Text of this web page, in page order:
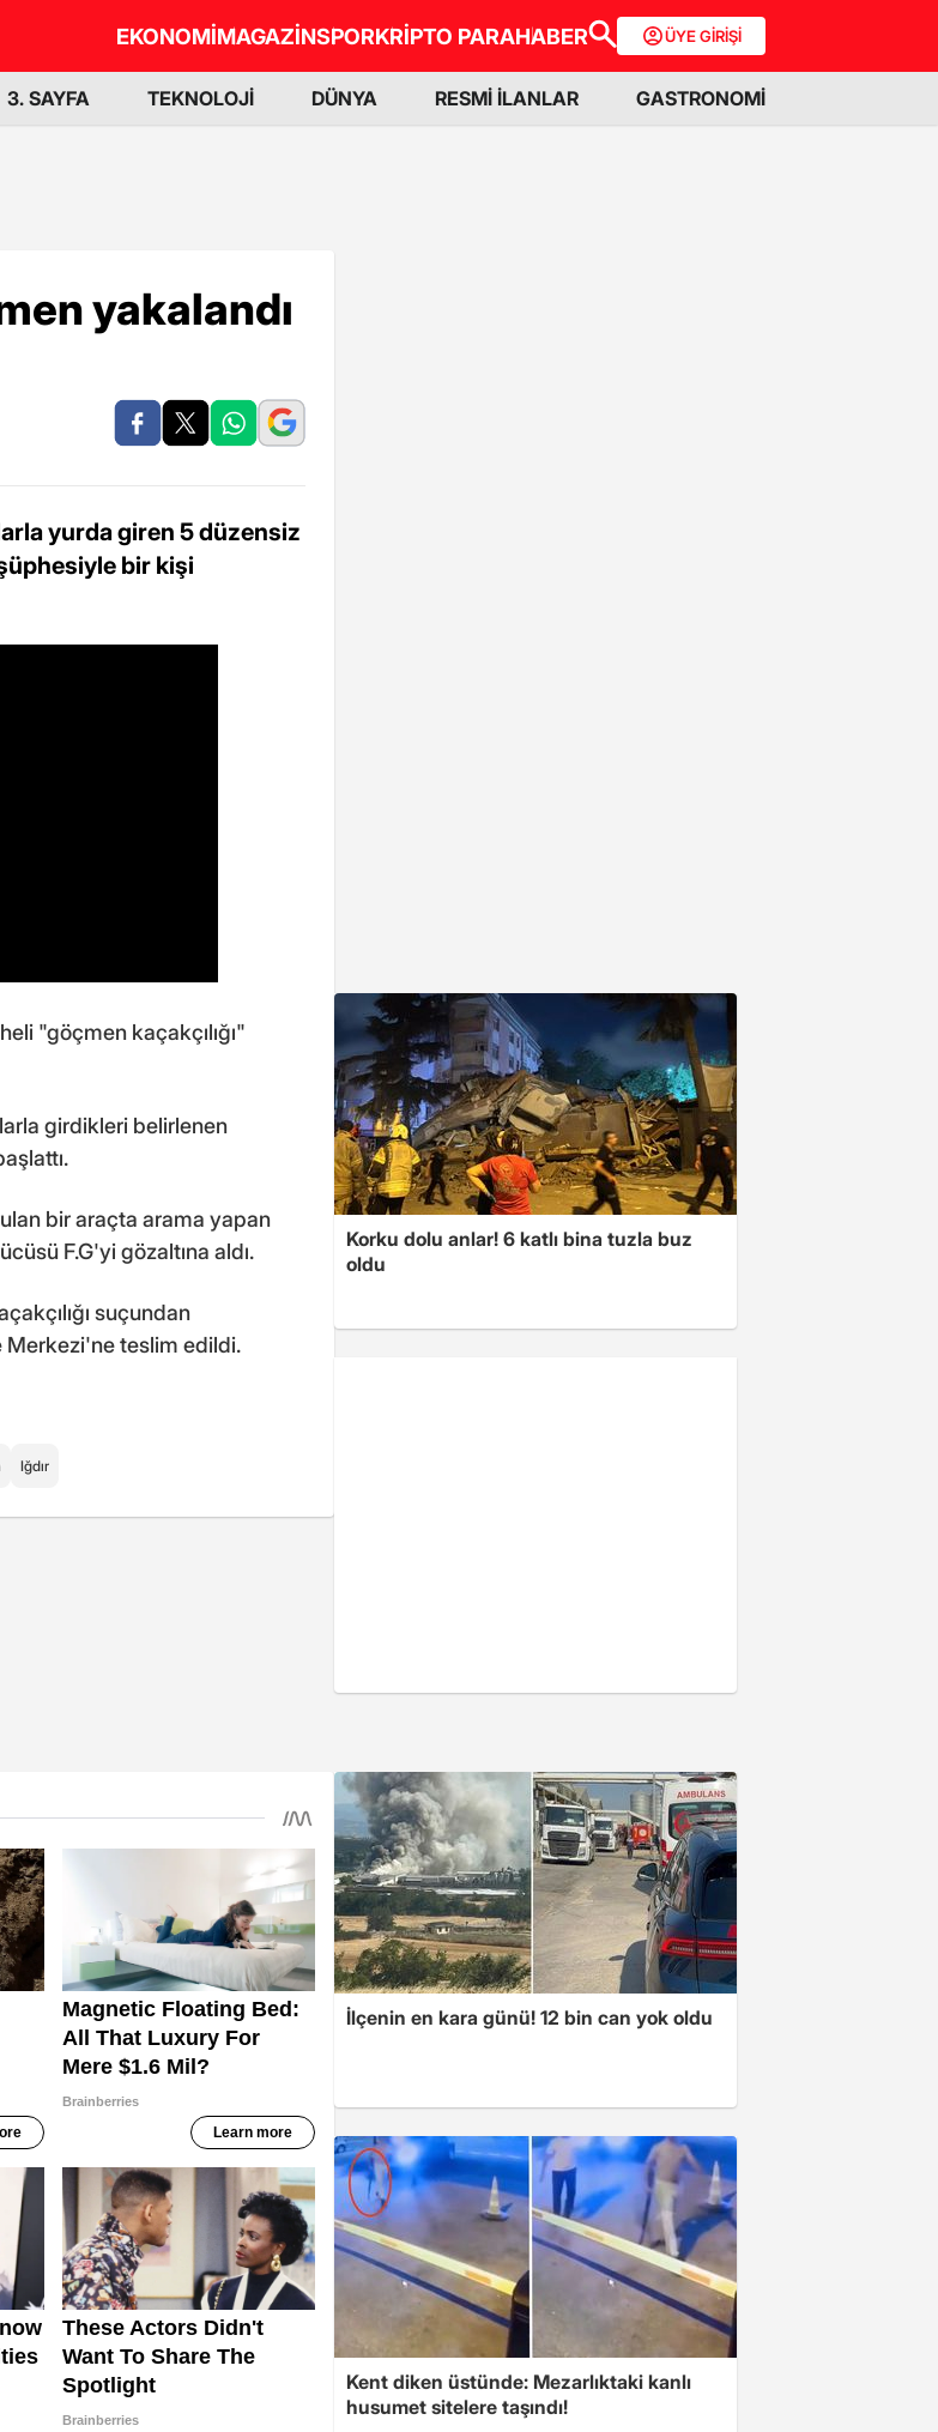
EKONOMİMAGAZİNSPORKRİPTO PARAHABER ÜYE GİRİŞİ
3. SAYFA TEKNOLOJİ DÜNYA RESMİ İLANLAR GASTRONOMİ
yakalandı
yurda giren 5 düzensiz
bir kişi
"göçmen kaçakçılığı"
girdikleri belirlenen
bir araçta arama yapan
F.G'yi gözaltına aldı.
suçundan
Merkezi'ne teslim edildi.
Iğdır
Korku dolu anlar! 6 katlı bina tuzla buz
oldu
İlçenin en kara günü! 12 bin can yok oldu
Kent diken üstünde: Mezarlıktaki kanlı
husumet sitelere taşındı!